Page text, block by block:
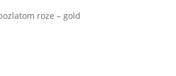
roze – gold